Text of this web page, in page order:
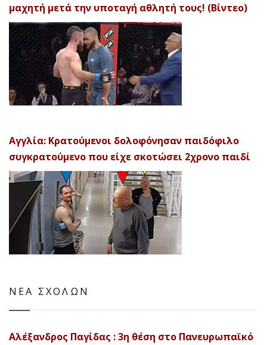
μαχητή μετά την υποταγή αθλητή τους! (Βίντεο)
Αγγλία: Κρατούμενοι δολοφόνησαν παιδόφιλο
συγκρατούμενο που είχε σκοτώσει 2χρονο παιδί
ΝΕΑ ΣΧΟΛΩΝ
Αλέξανδρος Παγίδας : 3η θέση στο Πανευρωπαϊκό